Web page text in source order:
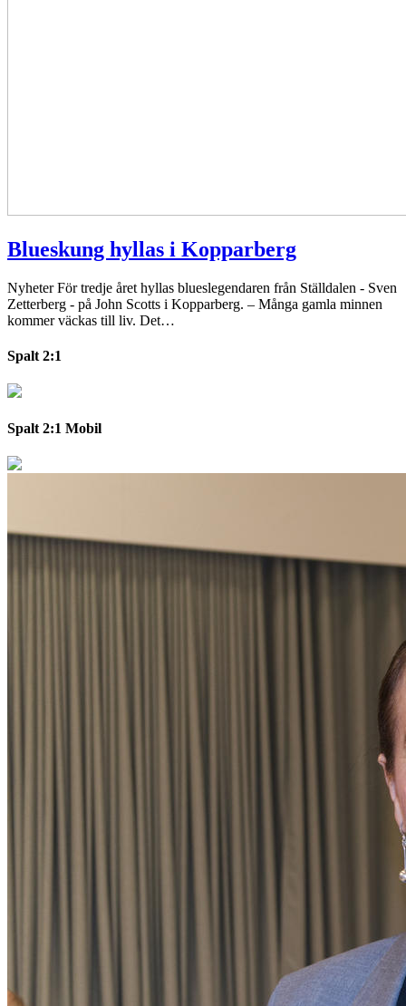
Blueskung hyllas i Kopparberg
Nyheter För tredje året hyllas blueslegendaren från Ställdalen - Sven
Zetterberg - på John Scotts i Kopparberg. – Många gamla minnen
kommer väckas till liv. Det…
Spalt 2:1
Spalt 2:1 Mobil